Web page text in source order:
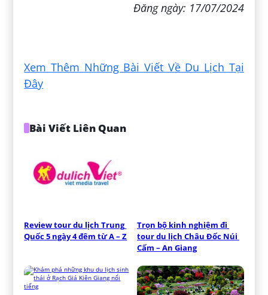
Đăng ngày: 17/07/2024
Xem Thêm Những Bài Viết Về Du Lịch Tại
Đây
Bài Viết Liên Quan
Review tour du lịch Trung
Quốc 5 ngày 4 đêm từ A – Z
Trọn bộ kinh nghiệm đi
tour du lịch Châu Đốc Núi
Cấm – An Giang